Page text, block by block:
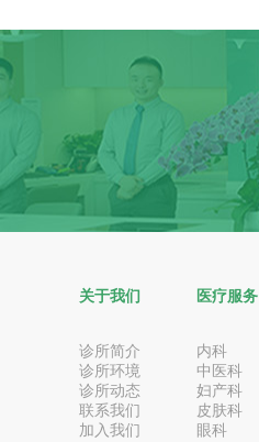
关于我们
诊所简介
诊所环境
诊所动态
联系我们
加入我们
医疗服务
内科
中医科
妇产科
皮肤科
眼科